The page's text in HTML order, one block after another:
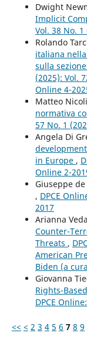
Dwight
Implicit
Vol. 38 No. 1
Rolando
italiana
sulla
(2025): Vol.
Online 4-
Matteo
normativa
57 No. 1
Angela Di
in Europe ,
Online 2-
Giuseppe
, DPCE
2017
Arianna
Counter-
Threats ,
American
Biden (a
Giovanna
Rights-
DPCE
<< < 2 3 4 5 6 7 8 9